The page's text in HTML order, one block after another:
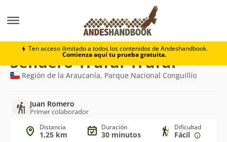
Ten acceso ilimitado a todos los contenidos de Andeshandbook.
Comienza aquí tu prueba gratuita.
Sendero Truful-Truful
Ruta
de
Sendero Truful-Truful
Región de la Araucanía, Parque Nacional Conguillío
Juan Romero
Primer colaborador
Distancia
1,25 km
Duración
30 minutos
Dificultad
Fácil